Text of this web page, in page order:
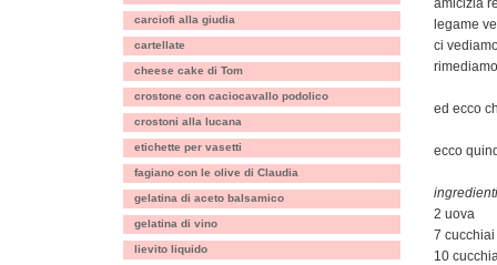
carciofi alla giudia
cartellate
cheese cake di Tom
crostone con caciocavallo podolico
crostoni alla lucana
etichette per vasetti
fagiano con le olive di Claudia
gelatina di aceto balsamico
gelatina di vino
lievito liquido
amicizia
legame
ci
ed ecco
ecco
2 uova
7
10